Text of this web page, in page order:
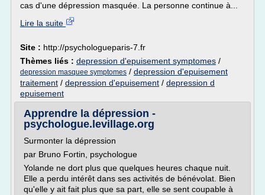
cas d'une dépression masquée. La personne continue à...
Lire la suite
Site : http://psychologueparis-7.fr
Thèmes liés : depression d'epuisement symptomes /
depression masquee symptomes / depression d'epuisement
traitement / depression d'epuisement / depression d
epuisement
Apprendre la dépression -
psychologue.levillage.org
Surmonter la dépression
par Bruno Fortin, psychologue
Yolande ne dort plus que quelques heures chaque nuit.
Elle a perdu intérêt dans ses activités de bénévolat. Bien
qu'elle y ait fait plus que sa part, elle se sent coupable à